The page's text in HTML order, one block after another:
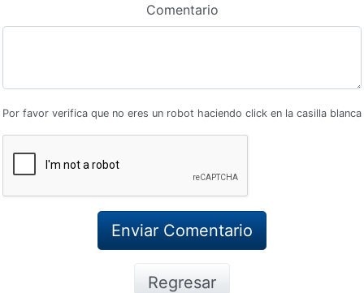
Comentario
Por favor verifica que no eres un robot haciendo click en la casilla blanca
Regresar